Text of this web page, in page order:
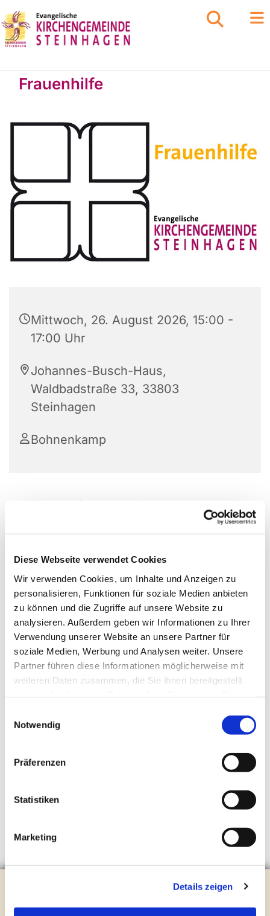
Diese Webseite verwendet Cookies
Wir verwenden Cookies, um Inhalte und Anzeigen zu
personalisieren, Funktionen für soziale Medien anbieten
zu können und die Zugriffe auf unsere Website zu
analysieren. Außerdem geben wir Informationen zu Ihrer
Verwendung unserer Website an unsere Partner für
soziale Medien, Werbung und Analysen weiter. Unsere
Partner führen diese Informationen möglicherweise mit
weiteren Daten zusammen, die Sie ihnen bereitgestellt
Notwendig
Präferenzen
Statistiken
Marketing
Details zeigen
Frauenhilfe
Mittwoch, 26. August 2026, 15:00 -
17:00 Uhr
Johannes-Busch-Haus,
Waldbadstraße 33, 33803
Steinhagen
Bohnenkamp
Die Frauenhilfe im JBH trifft sich jeden 2. und 4.
Mittwoch im Monat von 15:00 – 17:00 Uhr. Nach
einer Andacht, gemeinsamen Kaffeetrinken und
unterschiedlichsten Themen, die vor allem uns
Frauen interessieren.
Ansprechpartnerin: Angelika Bohnenkamp Tel.
8701077
Evangelische Kirchengemeinde Steinhagen